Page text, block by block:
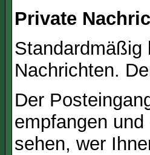
Private
Standardmäßig
Nachrichten.
Der
empfangen
sehen, wer